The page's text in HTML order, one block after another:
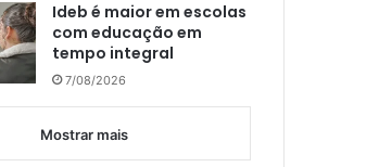
Ideb é maior em escolas
com educação em
tempo integral
7/08/2026
Mostrar mais